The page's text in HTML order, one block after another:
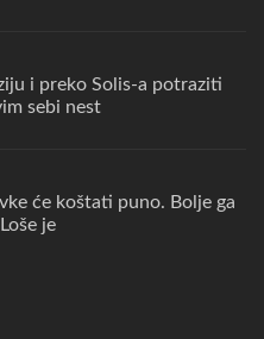
i preko Solis-a potraziti
sebi nest
će koštati puno. Bolje ga
je